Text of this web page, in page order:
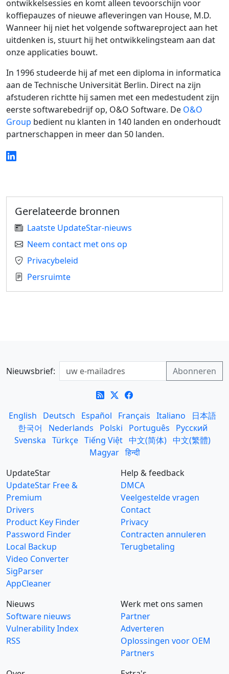
ontwikkelsessies en komt alleen tevoorschijn voor
koffiepauzes of nieuwe afleveringen van House, M.D.
Wanneer hij niet het volgende softwareproject aan het
uitdenken is, stuurt hij het ontwikkelingsteam aan dat
onze applicaties bouwt.
In 1996 studeerde hij af met een diploma in informatica
aan de Technische Universität Berlin. Direct na zijn
afstuderen richtte hij samen met een medestudent zijn
eerste softwarebedrijf op, O&O Software. De O&O
Group bedient nu klanten in 140 landen en onderhoudt
partnerschappen in meer dan 50 landen.
Gerelateerde bronnen
Laatste UpdateStar-nieuws
Neem contact met ons op
Privacybeleid
Persruimte
Nieuwsbrief:
English Deutsch Español Français Italiano
日本語
한국어
Nederlands Polski Português
Русский
Svenska Türkçe Tiếng Việt 中文(简体) 中文(繁體)
Magyar हिन्दी
UpdateStar
UpdateStar Free &
Premium
Drivers
Product Key Finder
Password Finder
Local Backup
Video Converter
SigParser
AppCleaner
Help & feedback
DMCA
Veelgestelde vragen
Contact
Privacy
Contracten annuleren
Terugbetaling
Nieuws
Software nieuws
Vulnerability Index
RSS
Werk met ons samen
Partner
Adverteren
Oplossingen voor OEM
Partners